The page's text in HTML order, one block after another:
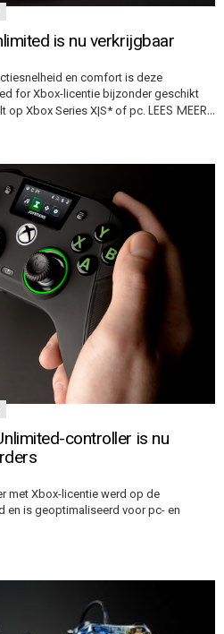
is nu verkrijgbaar
en comfort is deze
for Xbox-licentie bijzonder geschikt
op Xbox Series X|S* of pc. LEES MEER…
controller is nu
met Xbox-licentie werd op de
en is geoptimaliseerd voor pc- en